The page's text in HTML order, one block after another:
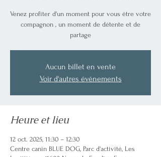
Venez profiter d'un moment pour vous être votre
compagnon , un moment de détente et de
partage
Aucun billet en vente
Voir d'autres événements
Heure et lieu
12 oct. 2025, 11:30 – 12:30
Centre canin BLUE DOG, Parc d'activité, Les